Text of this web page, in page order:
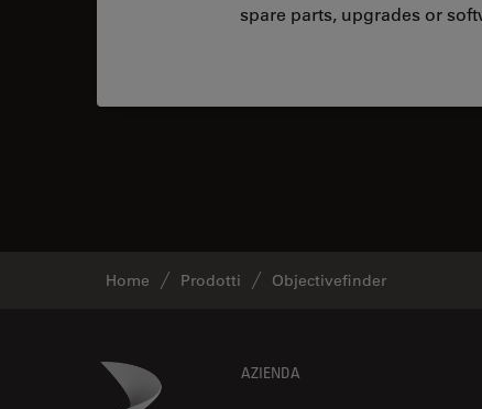
spare parts, upgrades or
Home Prodotti Objectivefinder
Danaher Logo AZIENDA